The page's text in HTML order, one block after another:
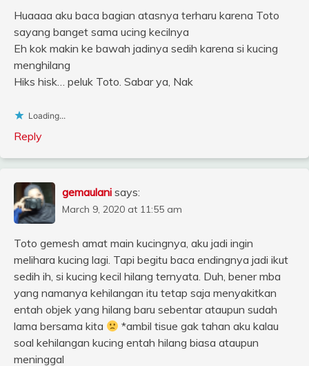
Huaaaa aku baca bagian atasnya terharu karena Toto
sayang banget sama ucing kecilnya
Eh kok makin ke bawah jadinya sedih karena si kucing
menghilang
Hiks hisk… peluk Toto. Sabar ya, Nak
Loading...
Reply
gemaulani says:
March 9, 2020 at 11:55 am
Toto gemesh amat main kucingnya, aku jadi ingin
melihara kucing lagi. Tapi begitu baca endingnya jadi ikut
sedih ih, si kucing kecil hilang ternyata. Duh, bener mba
yang namanya kehilangan itu tetap saja menyakitkan
entah objek yang hilang baru sebentar ataupun sudah
lama bersama kita
*ambil tisue gak tahan aku kalau
soal kehilangan kucing entah hilang biasa ataupun
meninggal